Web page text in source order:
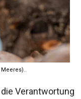
Verantwortung